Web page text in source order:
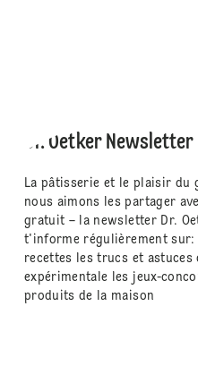
Dr. Oetker Newsletter
La pâtisserie et le plaisir du
nous aimons les partager
gratuit – la newsletter Dr.
t'informe régulièrement sur:
recettes les trucs et astuces
expérimentale les jeux-
produits de la maison